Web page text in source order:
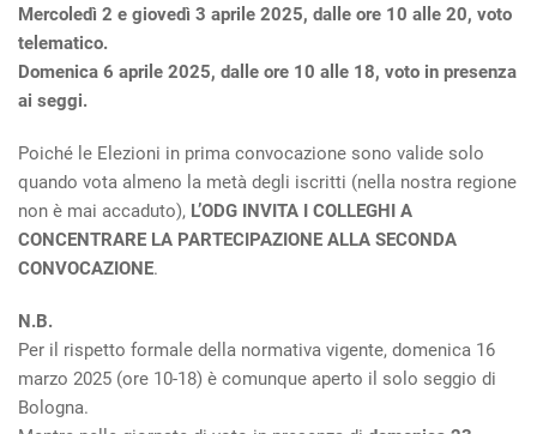
Mercoledì 2 e giovedì 3 aprile 2025, dalle ore 10 alle 20, voto
telematico.
Domenica 6 aprile 2025, dalle ore 10 alle 18, voto in presenza
ai seggi.
Poiché le Elezioni in prima convocazione sono valide solo
quando vota almeno la metà degli iscritti (nella nostra regione
non è mai accaduto), L’ODG INVITA I COLLEGHI A
CONCENTRARE LA PARTECIPAZIONE ALLA SECONDA
CONVOCAZIONE.
N.B.
Per il rispetto formale della normativa vigente, domenica 16
marzo 2025 (ore 10-18) è comunque aperto il solo seggio di
Bologna.